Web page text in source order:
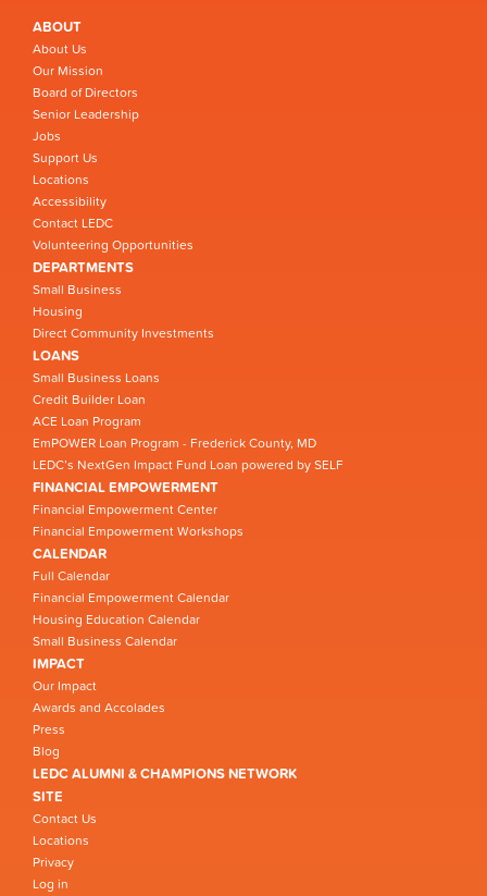
ABOUT
About Us
Our Mission
Board of Directors
Senior Leadership
Jobs
Support Us
Locations
Accessibility
Contact LEDC
Volunteering Opportunities
DEPARTMENTS
Small Business
Housing
Direct Community Investments
LOANS
Small Business Loans
Credit Builder Loan
ACE Loan Program
EmPOWER Loan Program - Frederick County, MD
LEDC’s NextGen Impact Fund Loan powered by SELF
FINANCIAL EMPOWERMENT
Financial Empowerment Center
Financial Empowerment Workshops
CALENDAR
Full Calendar
Financial Empowerment Calendar
Housing Education Calendar
Small Business Calendar
IMPACT
Our Impact
Awards and Accolades
Press
Blog
LEDC ALUMNI & CHAMPIONS NETWORK
SITE
Contact Us
Locations
Privacy
Log in